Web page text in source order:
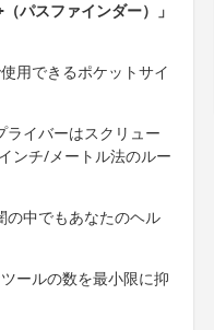
パスファインダー）」
用できるポケットサイ
イバーはスクリュー
ンチ/メートル法のルー
の中でもあなたのヘル
ールの数を最小限に抑